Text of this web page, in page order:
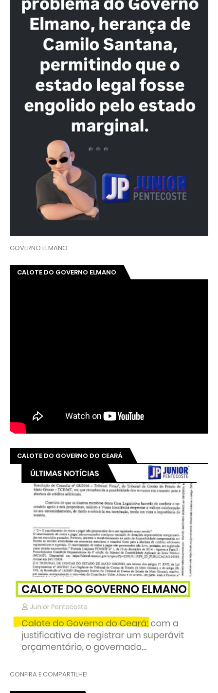
GOVERNO ELMANO
CALOTE DO GOVERNO ELMANO
CALOTE DO GOVERNO DO CEARÁ
CONFIRA E COMPARTILHE!